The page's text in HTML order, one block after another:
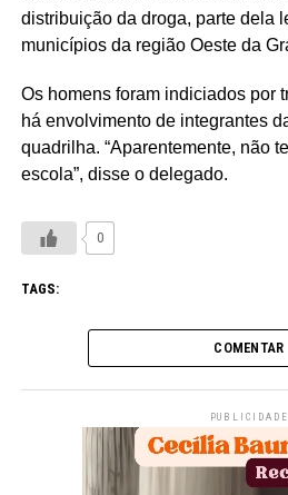
distribuição da droga, parte dela
municípios da região Oeste da
Os homens foram indiciados por
há envolvimento de integrantes
quadrilha. “Aparentemente, não
escola”, disse o delegado.
0
TAGS:
COMENTAR
PUBLICIDADE